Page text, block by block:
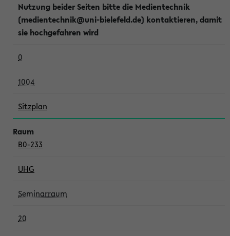
Nutzung beider Seiten bitte die Medientechnik
(medientechnik@uni-bielefeld.de) kontaktieren, damit
sie hochgefahren wird
0
1004
Sitzplan
B0-233
UHG
Seminarraum
20